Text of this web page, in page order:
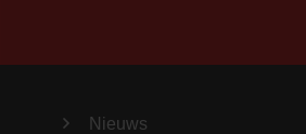
Nieuws